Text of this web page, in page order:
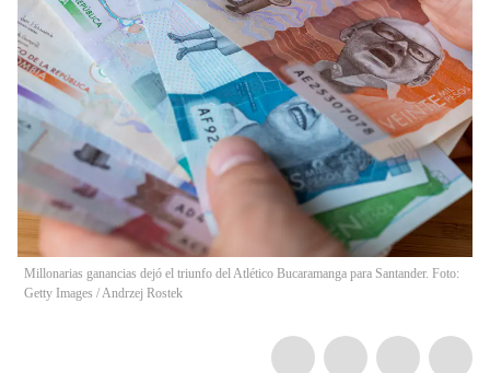
Millonarias ganancias dejó el triunfo del Atlético Bucaramanga para Santander. Foto:
Getty Images /Andrzej Rostek